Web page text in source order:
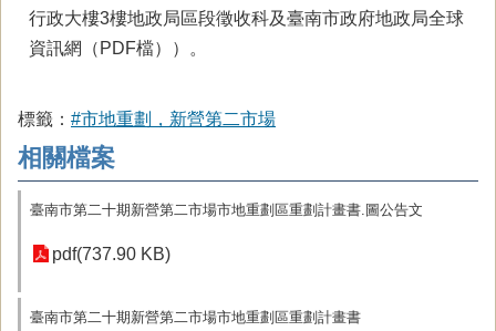
行政大樓3樓地政局區段徵收科及臺南市政府地政局全球
資訊網（PDF檔））。
標籤： #市地重劃，新營第二市場
相關檔案
臺南市第二十期新營第二市場市地重劃區重劃計畫書.圖公告文
pdf(737.90 KB)
臺南市第二十期新營第二市場市地重劃區重劃計畫書